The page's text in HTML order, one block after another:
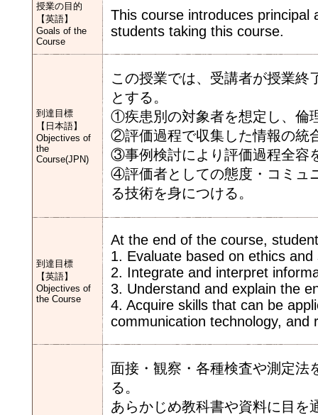
授業の目的
【英語】
Goals of the
Course
This course introduces principal
students taking this course.
到達目標
【日本語】
Objectives of
the
Course(JPN)
この授業では、受講者が授業終
とする。
①疾患別の対象者を想定し、倫
②評価過程で収集した情報の統
③事例検討により評価過程全容
④評価者としての態度・コミュ
る技術を身につける。
到達目標
【英語】
Objectives of
the Course
At the end of the course,
1. Evaluate based on ethics
2. Integrate and interpret
3. Understand and explain the
4. Acquire skills that can be
communication technology, and
面接・観察・各種検査や測定法
る。
あらかじめ教科書や資料に目を